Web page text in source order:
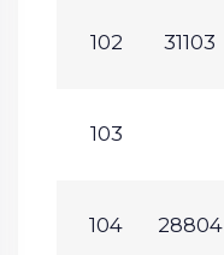
102 31103
103
104 28804